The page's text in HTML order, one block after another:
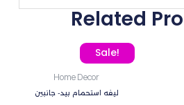
Related
Sale!
Home Decor
ليفه استحمام بيد- جانبين
Original price was: 65,00 EGP.
Current price is: